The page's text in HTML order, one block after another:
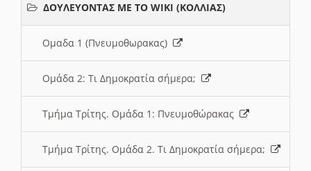
ΔΟΥΛΕΥΟΝΤΑΣ ΜΕ ΤΟ WIKI (ΚΟΛΛΙΑΣ)
Ομαδα 1 (Πνευμοθωρακας)
Ομάδα 2: Τι Δημοκρατία σήμερα;
Τμήμα Τρίτης. Ομάδα 1: Πνευμοθώρακας
Τμήμα Τρίτης. Ομάδα 2. Τι Δημοκρατία σήμερα;